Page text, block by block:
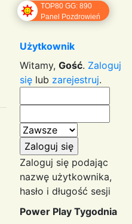
TOP80 GG: 890
Panel Pozdrowień
Użytkownik
Witamy, Gość. Zaloguj
się lub zarejestruj.
Zaloguj się podając
nazwę użytkownika,
hasło i długość sesji
Power Play Tygodnia